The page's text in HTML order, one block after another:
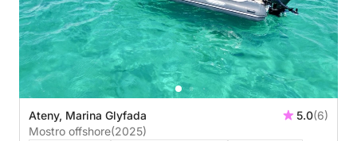
Ateny, Marina Glyfada 5.0(6)
Mostro offshore(2025)